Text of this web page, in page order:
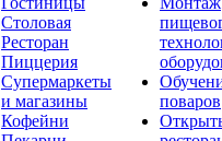
Столовая
Ресторан
Пиццерия
Супермаркеты
и магазины
Кофейни
поваров